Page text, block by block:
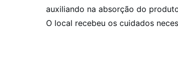
auxiliando na absorção do
O local recebeu os cuidados